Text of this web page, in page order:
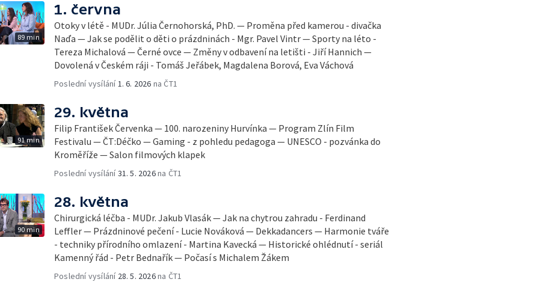
89 min
1. června
Otoky v létě - MUDr. Júlia Černohorská, PhD. — Proměna před kamerou - divačka
Naďa — Jak se podělit o děti o prázdninách - Mgr. Pavel Vintr — Sporty na léto -
Tereza Michalová — Černé ovce — Změny v odbavení na letišti - Jiří Hannich —
Dovolená v Českém ráji - Tomáš Jeřábek, Magdalena Borová, Eva Váchová
Poslední vysílání1. 6. 2026 na ČT1
91 min
29. května
Filip František Červenka — 100. narozeniny Hurvínka — Program Zlín Film
Festivalu — ČT:Déčko — Gaming - z pohledu pedagoga — UNESCO - pozvánka do
Kroměříže — Salon filmových klapek
Poslední vysílání31. 5. 2026na ČT1
90 min
28. května
Chirurgická léčba - MUDr. Jakub Vlasák — Jak na chytrou zahradu - Ferdinand
Leffler — Prázdninové pečení - Lucie Nováková — Dekkadancers — Harmonie tváře
- techniky přírodního omlazení - Martina Kavecká — Historické ohlédnutí - seriál
Kamenný řád - Petr Bednařík — Počasí s Michalem Žákem
Poslední vysílání 28. 5. 2026na ČT1